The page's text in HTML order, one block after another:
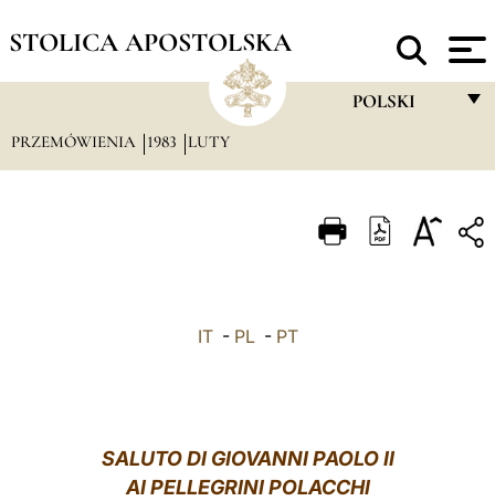
STOLICA APOSTOLSKA
POLSKI
ITALIANO
العربيّة
中文
PRZEMÓWIENIA 1983 LUTY
IT- PL- PT
SALUTODI GIOVANNI PAOLO II
AI PELLEGRINI POLACCHI